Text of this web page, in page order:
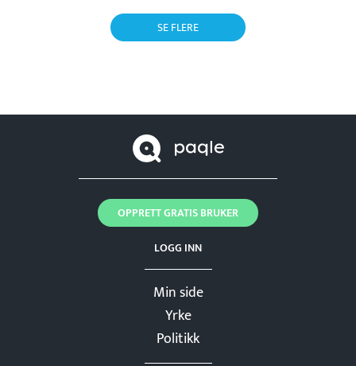
SE FLERE
Min side
Yrke
Politikk
LOGG INN
OPPRETT GRATIS BRUKER